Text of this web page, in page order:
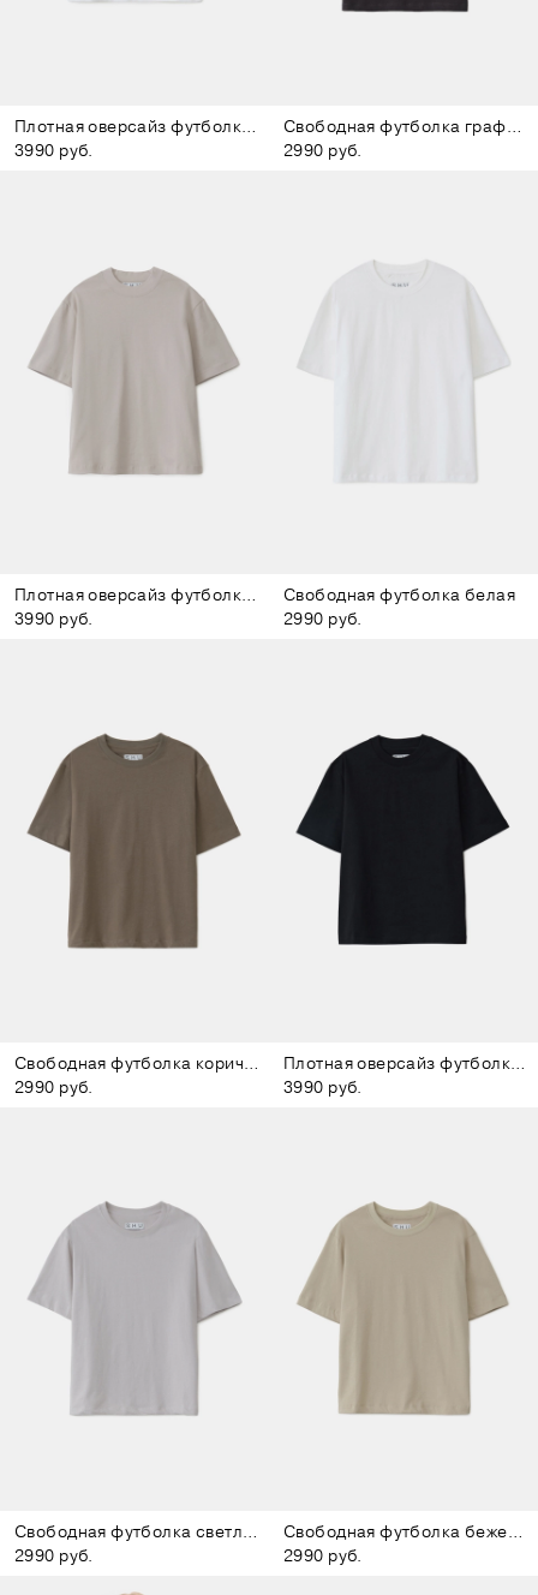
Плотная оверсайз футболка белая
3990 руб.
Свободная футболка графитовая
2990 руб.
Плотная оверсайз футболка бежевая
3990 руб.
Свободная футболка белая
2990 руб.
Свободная футболка коричневая
2990 руб.
Плотная оверсайз футболка чёрная
3990 руб.
Свободная футболка светло-серая
2990 руб.
Свободная футболка бежевая
2990 руб.